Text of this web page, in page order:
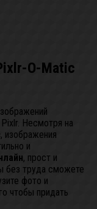
O-Matic
Несмотря на
, изображения
и
, прост и
без труда сможете
фото и
чтобы придать